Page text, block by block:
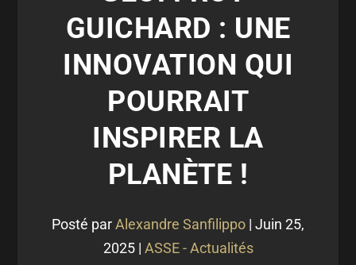
GUICHARD : UNE
INNOVATION QUI
POURRAIT
INSPIRER LA
PLANÈTE !
Posté parAlexandre Sanfilippo | Juin 25,
2025| ASSE - Actualités